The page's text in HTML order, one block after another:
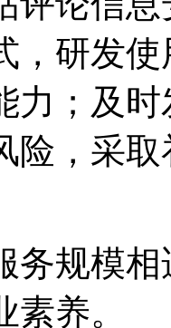
，研发
力；及
险，采
务规模
养。